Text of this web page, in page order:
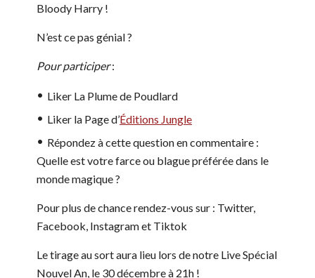
Bloody Harry !
N’est ce pas génial ?
Pour participer:
Liker La Plume de Poudlard
Liker la Page d’Éditions Jungle
Répondez à cette question en commentaire :
Quelle est votre farce ou blague préférée dans le
monde magique ?
Pour plus de chance rendez-vous sur : Twitter,
Facebook, Instagram et Tiktok
Le tirage au sort aura lieu lors de notre Live Spécial
Nouvel An, le 30 décembre à 21h !